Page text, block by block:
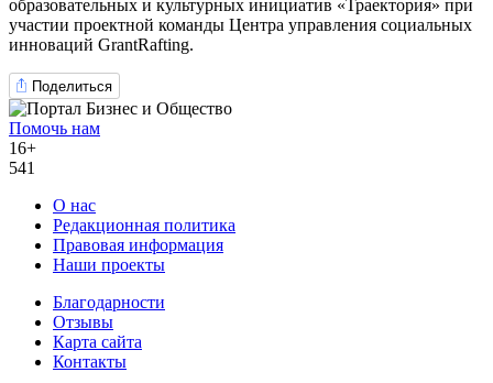
образовательных и культурных инициатив «Траектория» при
участии проектной команды Центра управления социальных
инноваций GrantRafting.
Поделиться
Помочь нам
16+
541
О нас
Редакционная политика
Правовая информация
Наши проекты
Благодарности
Отзывы
Карта сайта
Контакты